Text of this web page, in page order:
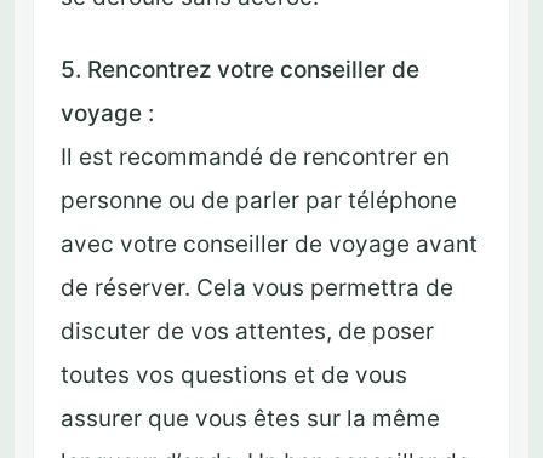
5. Rencontrez votre conseiller de
voyage :
Il est recommandé de rencontrer en
personne ou de parler par téléphone
avec votre conseiller de voyage avant
de réserver. Cela vous permettra de
discuter de vos attentes, de poser
toutes vos questions et de vous
assurer que vous êtes sur la même